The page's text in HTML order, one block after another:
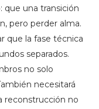
que una transición
pero perder alma.
que la fase técnica
separados.
no solo
necesitará
reconstrucción no